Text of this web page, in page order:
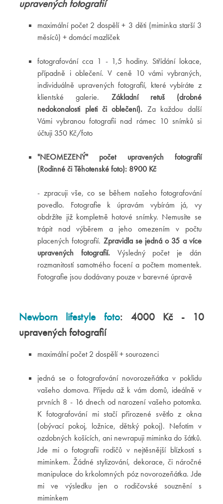
upravených fotografií
maximální počet 2 dospělí + 3 děti (miminka starší 3
měsíců) + domácí mazlíček
fotografování cca 1 - 1,5 hodiny. Střídání lokace,
případně i oblečení. V ceně 10 vámi vybraných,
individuálně upravených fotografií, které vybíráte z
klientské galerie. Základní retuš (drobné
nedokonalosti pleti či oblečení). Za každou další
Vámi vybranou fotografii nad rámec 10 snímků si
účtuji 350 Kč/foto
"NEOMEZENÝ" počet upravených fotografií
(Rodinné či Těhotenské foto): 8900 Kč
- zpracuji vše, co se během našeho fotografování
povedlo. Fotografie k úpravám vybírám já, vy
obdržíte již kompletně hotové snímky. Nemusíte se
trápit nad výběrem a jeho omezením v počtu
placených fotografií. Zpravidla se jedná o 35 a více
upravených fotografií.Výsledný počet je dán
rozmanitostí samotného focení a počtem momentek.
Fotografie jsou dodávany pouze v barevné úpravě
Newborn lifestyle foto: 4000 Kč - 10
upravených fotografií
maximální počet 2 dospělí + sourozenci
jedná se o fotografování novorozeňátka v poklidu
vašeho domova. Přijedu až k vám domů, ideálně v
prvních 8 - 16 dnech od narození vašeho potomka.
K fotografování mi stačí přirozené světlo z okna
(obývací pokoj, ložnice, dětský pokoj). Nefotím v
ozdobných košících, ani newrapuji miminka do šátků.
Jde mi o fotografii rodičů v nejtěsnější blízkosti s
miminkem. Žádné stylizování, dekorace, či náročné
manipulace do krkolomných póz novorozeňátka. Jde
mi ve výsledku jen o rodičovské souznění s
miminkem